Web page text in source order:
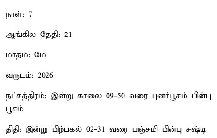
நாள்: 7
ஆங்கில தேதி: 21
மாதம்: மே
வருடம்: 2026
நட்சத்திரம்: இன்று காலை 09-50 வரை புனர்பூசம் பின்பு
பூசம்
திதி: இன்று பிற்பகல் 02-31 வரை பஞ்சமி பின்பு சஷ்டி